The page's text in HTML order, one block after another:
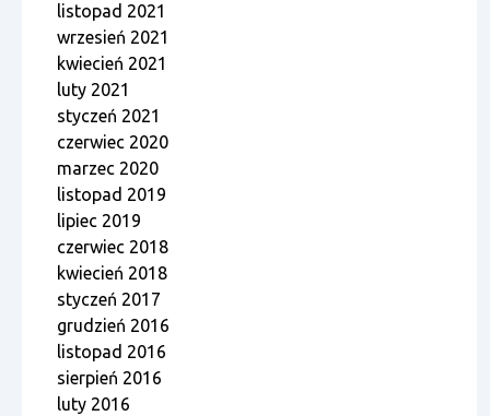
listopad 2021
wrzesień 2021
kwiecień 2021
luty 2021
styczeń 2021
czerwiec 2020
marzec 2020
listopad 2019
lipiec 2019
czerwiec 2018
kwiecień 2018
styczeń 2017
grudzień 2016
listopad 2016
sierpień 2016
luty 2016